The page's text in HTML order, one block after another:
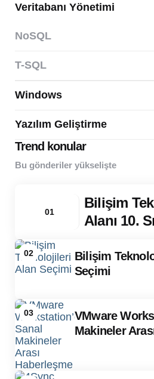
Veritabanı Yönetimi
NoSQL
T-SQL
Windows
Yazılım Geliştirme
Trend konular
Bu gönderiler yükselişte
01
Bilişim
Alanı 10.
02
Bilişim
Seçimi
03
VMware
Makineler